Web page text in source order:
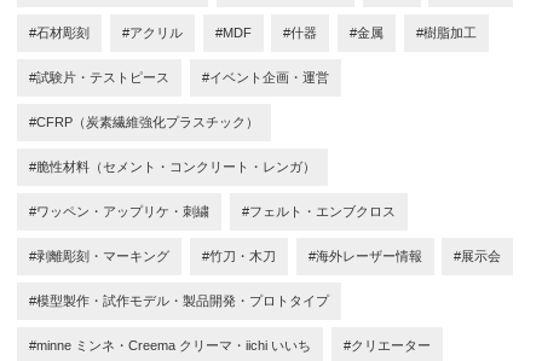
#石材彫刻 #アクリル #MDF #什器 #金属 #樹脂加工
#試験片・テストピース #イベント企画・運営
#CFRP（炭素繊維強化プラスチック）
#脆性材料（セメント・コンクリート・レンガ）
#ワッペン・アップリケ・刺繍 #フェルト・エンブクロス
#剥離彫刻・マーキング #竹刀・木刀 #海外レーザー情報 #展示会
#模型製作・試作モデル・製品開発・プロトタイプ
#minne ミンネ・Creema クリーマ・iichi いいち #クリエーター